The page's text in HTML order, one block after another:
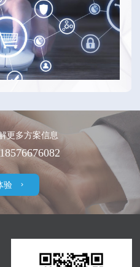
更多方案信息
验